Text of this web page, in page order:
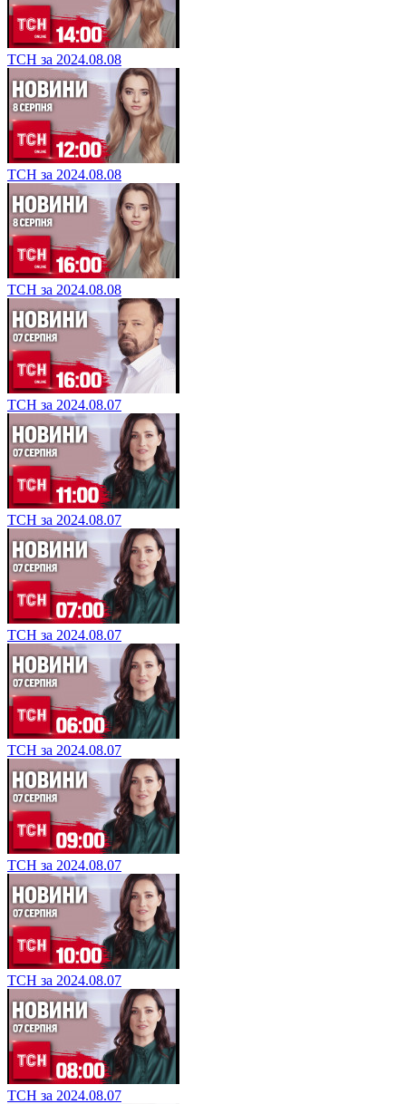
ТСН за 2024.08.08
ТСН за 2024.08.08
ТСН за 2024.08.08
ТСН за 2024.08.07
ТСН за 2024.08.07
ТСН за 2024.08.07
ТСН за 2024.08.07
ТСН за 2024.08.07
ТСН за 2024.08.07
ТСН за 2024.08.07